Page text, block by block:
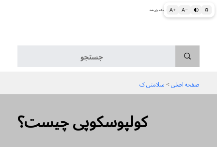
A+ A− 🌓 ♻ اطلاعات پزشکی و بهداشتی به زبان ساده برای همه
صفحه اصلی > سلامتی ک
کولپوسکوپی چیست؟